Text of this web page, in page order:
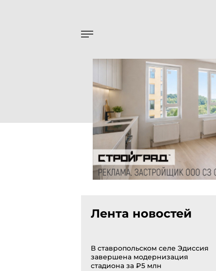
Лента новостей
В ставропольском селе Эдиссия
завершена модернизация
стадиона за ₽5 млн